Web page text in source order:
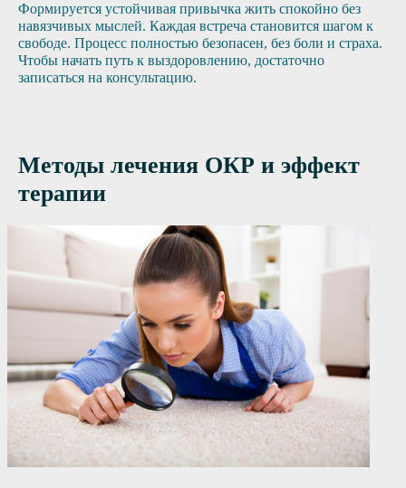
Формируется устойчивая привычка жить спокойно без
навязчивых мыслей. Каждая встреча становится шагом к
свободе. Процесс полностью безопасен, без боли и страха.
Чтобы начать путь к выздоровлению, достаточно
записаться на консультацию.
Методы лечения ОКР и эффект
терапии